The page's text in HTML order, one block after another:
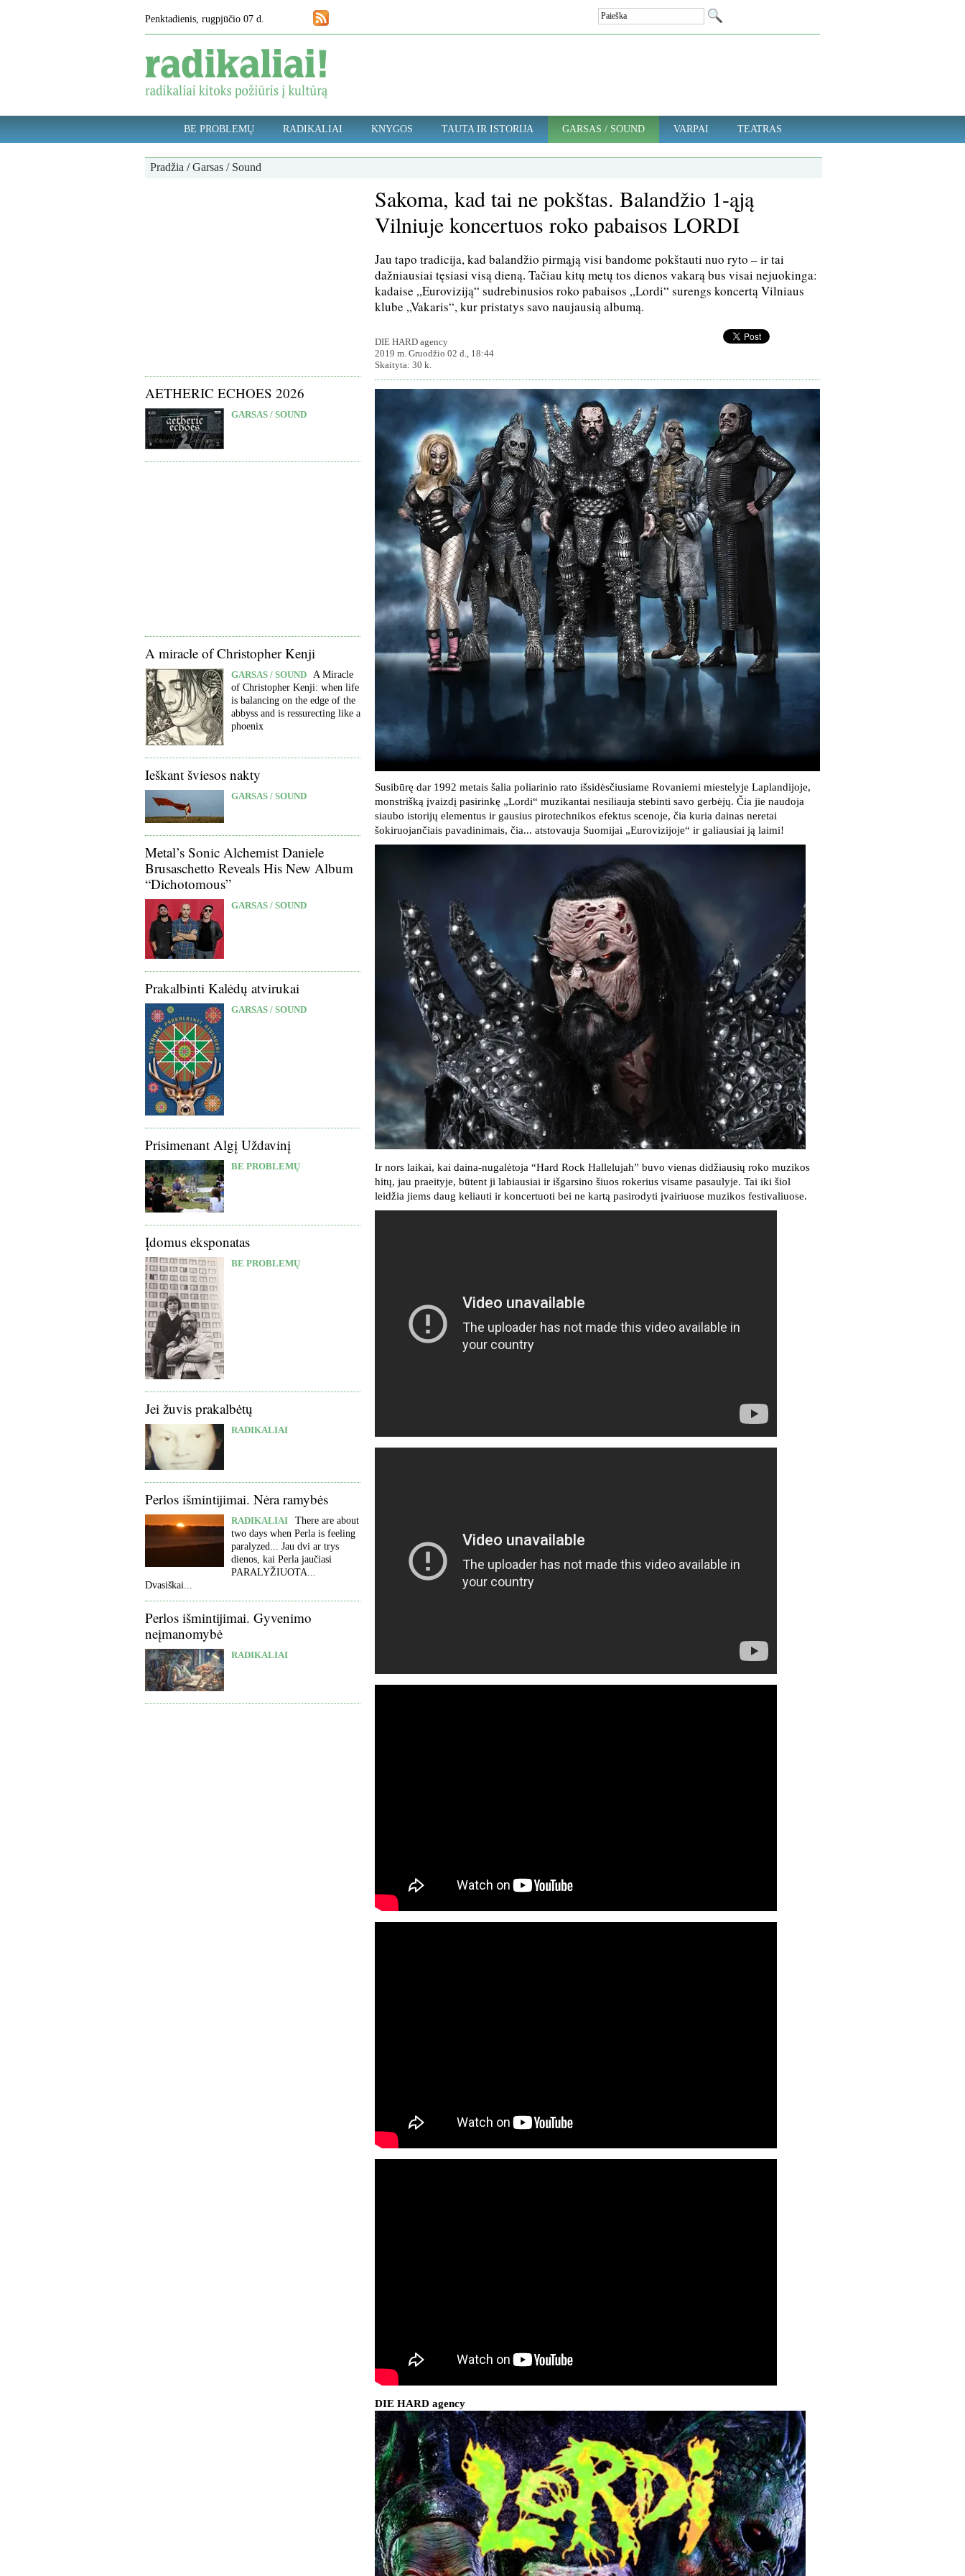
Penktadienis, rugpjūčio 07 d.
BE PROBLEMŲ RADIKALIAI KNYGOS TAUTA IR ISTORIJA GARSAS / SOUND VARPAI TEATRAS
Pradžia /Garsas / Sound
AETHERIC ECHOES 2026
GARSAS / SOUND
A miracle of Christopher Kenji
GARSAS / SOUND A Miracle
of Christopher Kenji: when life
is balancing on the edge of the
abbyss and is ressurecting like a
phoenix
Ieškant šviesos nakty
GARSAS / SOUND
Metal’s Sonic Alchemist Daniele
Brusaschetto Reveals His New Album
“Dichotomous”
GARSAS / SOUND
Prakalbinti Kalėdų atvirukai
GARSAS / SOUND
Prisimenant Algį Uždavinį
BE PROBLEMŲ
Įdomus eksponatas
BE PROBLEMŲ
Jei žuvis prakalbėtų
RADIKALIAI
Perlos išmintijimai. Nėra ramybės
RADIKALIAI
There are about
two days when Perla is feeling
paralyzed... Jau dvi ar trys
dienos, kai Perla jaučiasi
PARALYŽIUOTA...
Dvasiškai...
Perlos išmintijimai. Gyvenimo
neįmanomybė
RADIKALIAI
Sakoma, kad tai ne pokštas. Balandžio 1-ąją
Vilniuje koncertuos roko pabaisos LORDI
Jau tapo tradicija, kad balandžio pirmąją visi bandome pokštauti nuo ryto – ir tai
dažniausiai tęsiasi visą dieną. Tačiau kitų metų tos dienos vakarą bus visai nejuokinga:
kadaise „Euroviziją“ sudrebinusios roko pabaisos „Lordi“ surengs koncertą Vilniaus
klube „Vakaris“, kur pristatys savo naujausią albumą.
DIE HARD agency
2019 m. Gruodžio 02 d., 18:44
Skaityta: 30 k.
Susibūrę dar 1992 metais šalia poliarinio rato išsidėsčiusiame Rovaniemi miestelyje Laplandijoje,
monstrišką įvaizdį pasirinkę „Lordi“ muzikantai nesiliauja stebinti savo gerbėjų. Čia jie naudoja
siaubo istorijų elementus ir gausius pirotechnikos efektus scenoje, čia kuria dainas neretai
šokiruojančiais pavadinimais, čia... atstovauja Suomijai „Eurovizijoje“ ir galiausiai ją laimi!
Ir nors laikai, kai daina-nugalėtoja “Hard Rock Hallelujah” buvo vienas didžiausių roko muzikos
hitų, jau praeityje, būtent ji labiausiai ir išgarsino šiuos rokerius visame pasaulyje. Tai iki šiol
leidžia jiems daug keliauti ir koncertuoti bei ne kartą pasirodyti įvairiuose muzikos festivaliuose.
DIE HARD agency